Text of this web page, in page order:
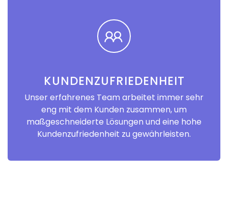
KUNDENZUFRIEDENHEIT
Unser erfahrenes Team arbeitet immer sehr
eng mit dem Kunden zusammen, um
maßgeschneiderte Lösungen und eine hohe
Kundenzufriedenheit zu gewährleisten.